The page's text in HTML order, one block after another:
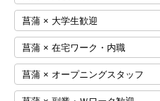
菖蒲 × 大学生歓迎
菖蒲 × 在宅ワーク・内職
菖蒲 × オープニングスタッフ